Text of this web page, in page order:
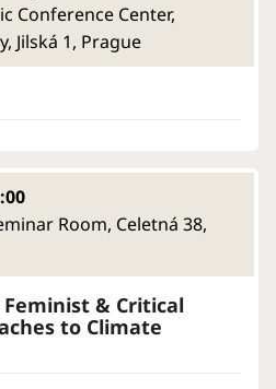
Conference Center,
Jilská 1, Prague
Room, Celetná 38,
& Critical
to Climate